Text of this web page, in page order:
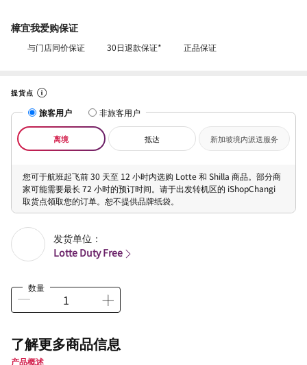
樟宜我爱购保证
与门店同价保证 30日退款保证* 正品保证
提货点
旅客用户 非旅客用户
离境 抵达 新加坡境内派送服务
您可于航班起飞前 30 天至 12 小时内选购 Lotte 和 Shilla 商品。部分商
家可能需要最长 72 小时的预订时间。请于出发转机区的 iShopChangi
取货点领取您的订单。恕不提供品牌纸袋。
发货单位：
Lotte Duty Free
数量
了解更多商品信息
产品概述